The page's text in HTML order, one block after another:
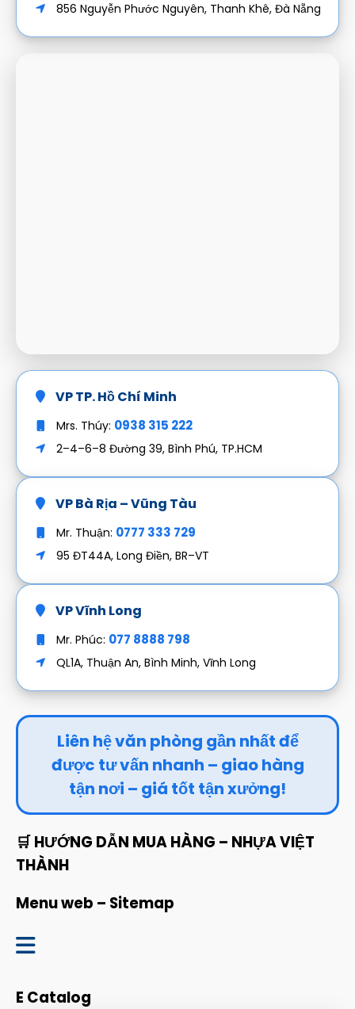
856 Nguyễn Phước Nguyên, Thanh Khê, Đà Nẵng
VP TP. Hồ Chí Minh
Mrs. Thúy: 0938 315 222
2–4–6–8 Đường 39, Bình Phú, TP.HCM
VP Bà Rịa – Vũng Tàu
Mr. Thuận: 0777 333 729
95 ĐT44A, Long Điền, BR–VT
VP Vĩnh Long
Mr. Phúc: 077 8888 798
QL1A, Thuận An, Bình Minh, Vĩnh Long
Liên hệ văn phòng gần nhất để
được tư vấn nhanh – giao hàng
tận nơi – giá tốt tận xưởng!
🛒 HƯỚNG DẪN MUA HÀNG – NHỰA VIỆT
THÀNH
Menu web – Sitemap
E Catalog